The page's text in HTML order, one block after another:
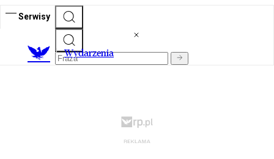
Serwisy
Wydarzenia